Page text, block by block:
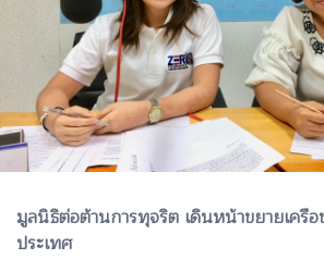
มูลนิธิต่อต้านการทุจริต เดินหน้าขยายเครื
ประเทศ